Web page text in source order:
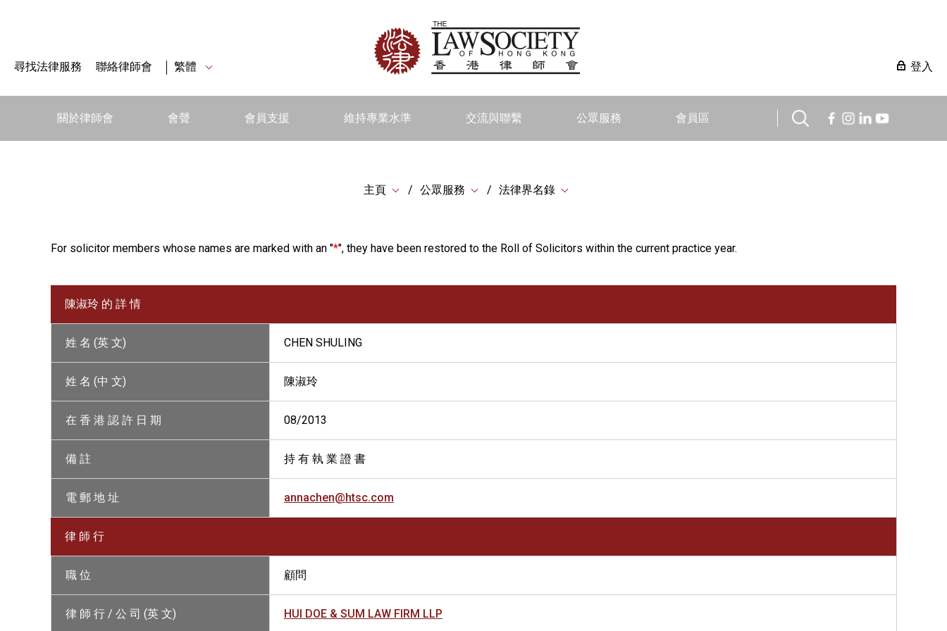
尋找法律服務 聯絡律師會 繁體 登入
關於律師會 會聲 會員支援 維持專業水準 交流與聯繫 公眾服務 會員區
主頁 公眾服務 法律界名錄
For solicitor members whose names are marked with an "*", they have been restored to the Roll of Solicitors within the current practice year.
陳淑玲 的 詳 情
姓 名 (英 文) CHEN SHULING
姓 名 (中 文) 陳淑玲
在 香 港 認 許 日 期 08/2013
備 註 持 有 執 業 證 書
電 郵 地 址 annachen@htsc.com
律 師 行
職 位 顧問
律 師 行 / 公 司 (英 文) HUI DOE & SUM LAW FIRM LLP